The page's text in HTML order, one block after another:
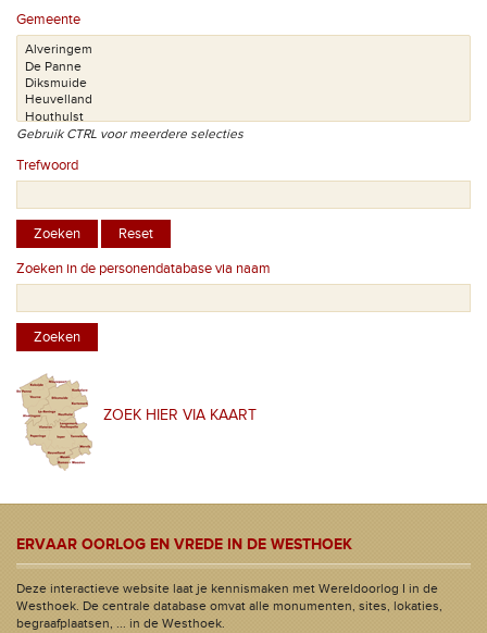
Gemeente
Gebruik CTRL voor meerdere selecties
Trefwoord
Zoeken in de personendatabase via naam
ZOEK HIER VIA KAART
ERVAAR OORLOG EN VREDE IN DE WESTHOEK
Deze interactieve website laat je kennismaken met Wereldoorlog I in de
Westhoek. De centrale database omvat alle monumenten, sites, lokaties,
begraafplaatsen, ... in de Westhoek.